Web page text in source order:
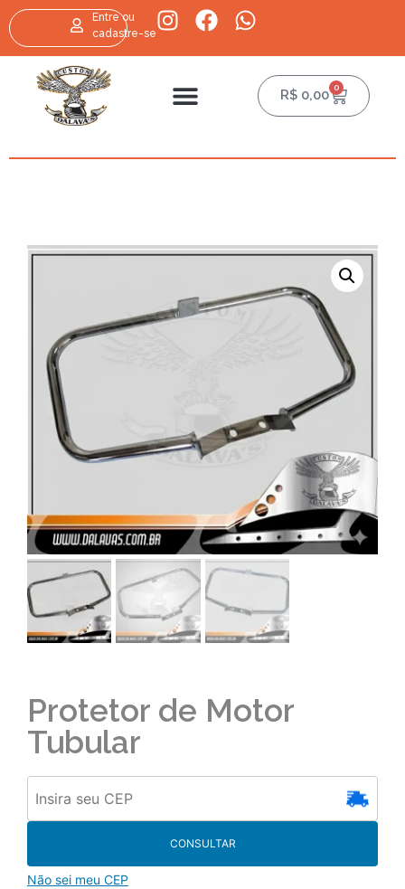
Entre ou
cadastre-se
R$ 0,00 0
Protetor de Motor
Tubular
CONSULTAR
Não sei meu CEP